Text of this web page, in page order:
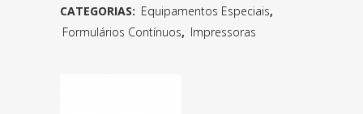
CATEGORIAS: Equipamentos Especiais,
Formulários Contínuos, Impressoras